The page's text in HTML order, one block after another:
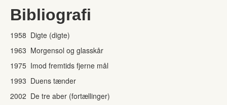
Bibliografi
1958 Digte (digte)
1963 Morgensol og glasskår
1975 Imod fremtids fjerne mål
1993 Duens tænder
2002 De tre aber (fortællinger)